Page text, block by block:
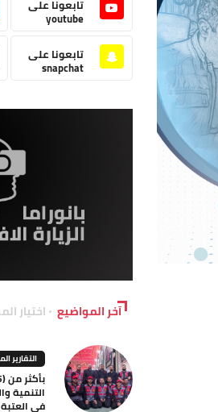
تابعونا على
youtube
تابعونا على
snapchat
آخر المواضيع اختيار
التقارير
التنمية
في